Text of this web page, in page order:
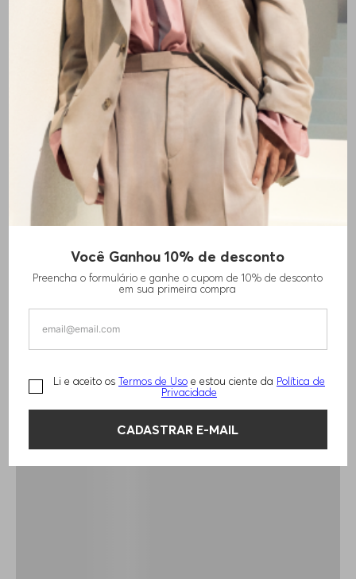
Você Ganhou 10% de desconto
Preencha o formulário e ganhe o cupom de 10% de desconto
em sua primeira compra
Li e aceito os Termos de Uso e estou ciente da Política de
Privacidade
CADASTRAR E-MAIL